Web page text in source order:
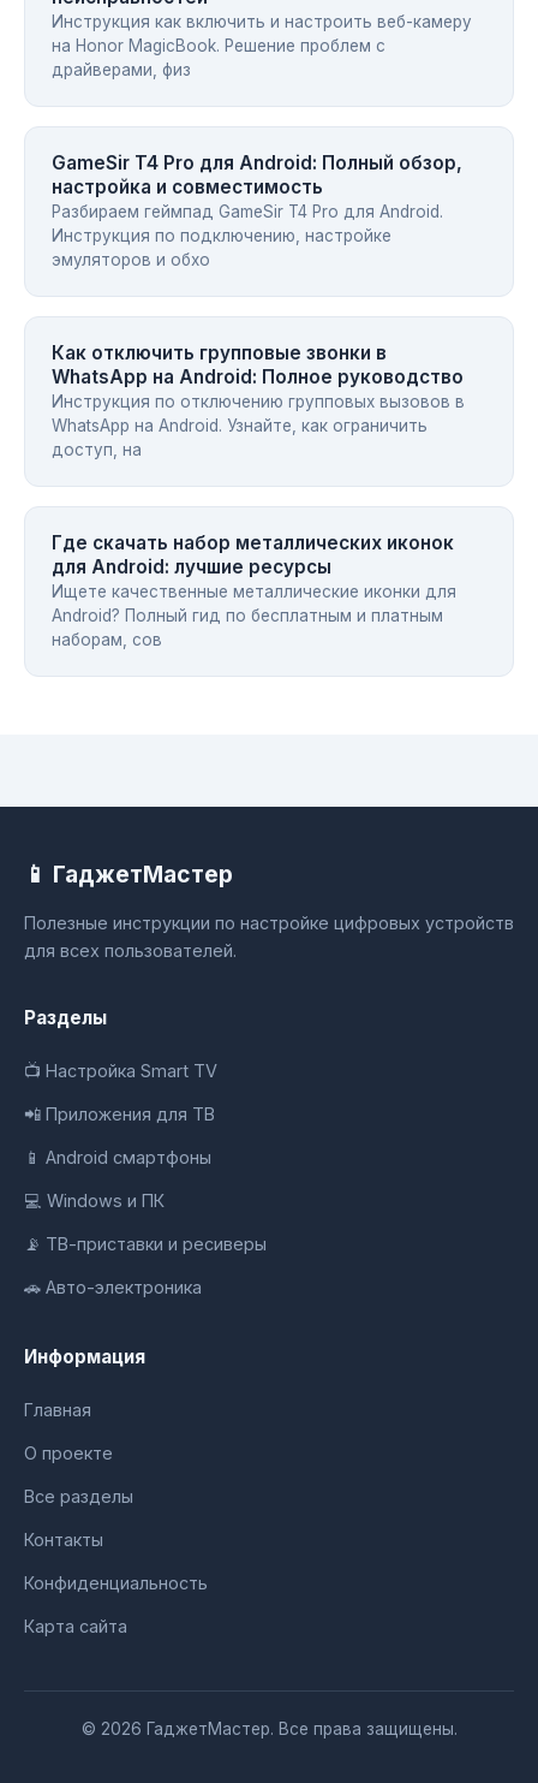
Инструкция как включить и настроить веб-камеру
на Honor MagicBook. Решение проблем с
драйверами, физ
GameSir T4 Pro для Android: Полный обзор,
настройка и совместимость
Разбираем геймпад GameSir T4 Pro для Android.
Инструкция по подключению, настройке
эмуляторов и обхо
Как отключить групповые звонки в
WhatsApp на Android: Полное руководство
Инструкция по отключению групповых вызовов в
WhatsApp на Android. Узнайте, как ограничить
доступ, на
Где скачать набор металлических иконок
для Android: лучшие ресурсы
Ищете качественные металлические иконки для
Android? Полный гид по бесплатным и платным
наборам, сов
📱 ГаджетМастер
Полезные инструкции по настройке цифровых устройств
для всех пользователей.
Разделы
📺 Настройка Smart TV
📲 Приложения для ТВ
📱 Android смартфоны
💻 Windows и ПК
📡 ТВ-приставки и ресиверы
🚗 Авто-электроника
Информация
Главная
О проекте
Все разделы
Контакты
Конфиденциальность
Карта сайта
© 2026 ГаджетМастер. Все права защищены.